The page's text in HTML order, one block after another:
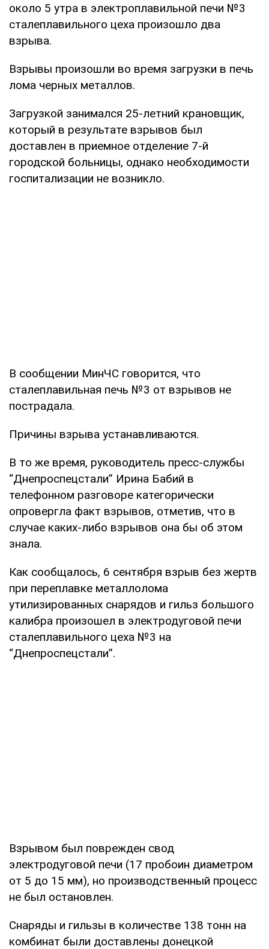
около 5 утра в электроплавильной печи №3
сталеплавильного цеха произошло два
взрыва.
Взрывы произошли во время загрузки в печь
лома черных металлов.
Загрузкой занимался 25-летний крановщик,
который в результате взрывов был
доставлен в приемное отделение 7-й
городской больницы, однако необходимости
госпитализации не возникло.
В сообщении МинЧС говорится, что
сталеплавильная печь №3 от взрывов не
пострадала.
Причины взрыва устанавливаются.
В то же время, руководитель пресс-службы
“Днепроспецстали” Ирина Бабий в
телефонном разговоре категорически
опровергла факт взрывов, отметив, что в
случае каких-либо взрывов она бы об этом
знала.
Как сообщалось, 6 сентября взрыв без жертв
при переплавке металлолома
утилизированных снарядов и гильз большого
калибра произошел в электродуговой печи
сталеплавильного цеха №3 на
“Днепроспецстали”.
Взрывом был поврежден свод
электродуговой печи (17 пробоин диаметром
от 5 до 15 мм), но производственный процесс
не был остановлен.
Снаряды и гильзы в количестве 138 тонн на
комбинат были доставлены донецкой